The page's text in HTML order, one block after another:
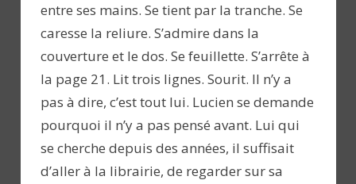
entre ses mains. Se tient par la tranche. Se
caresse la reliure. S’admire dans la
couverture et le dos. Se feuillette. S’arrête à
la page 21. Lit trois lignes. Sourit. Il n’y a
pas à dire, c’est tout lui. Lucien se demande
pourquoi il n’y a pas pensé avant. Lui qui
se cherche depuis des années, il suffisait
d’aller à la librairie, de regarder sur sa